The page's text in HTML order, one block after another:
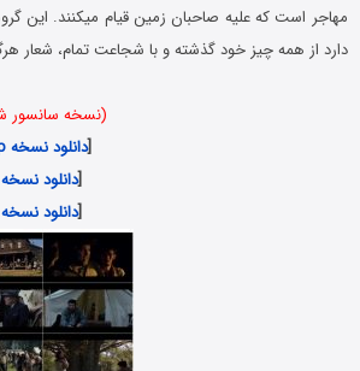
مهاجر است که علیه صاحبان زمین قیام میکنند. این
دارد از همه چیز خود گذشته و با شجاعت تمام، شعار
(نسخه سانسور
[دانلود نسخه 1080p با حجم 1.54 گیگابایت
[دانلود نسخه 720p با حجم 793 مگابایت
[دانلود نسخه 480p با حجم 408 مگابایت